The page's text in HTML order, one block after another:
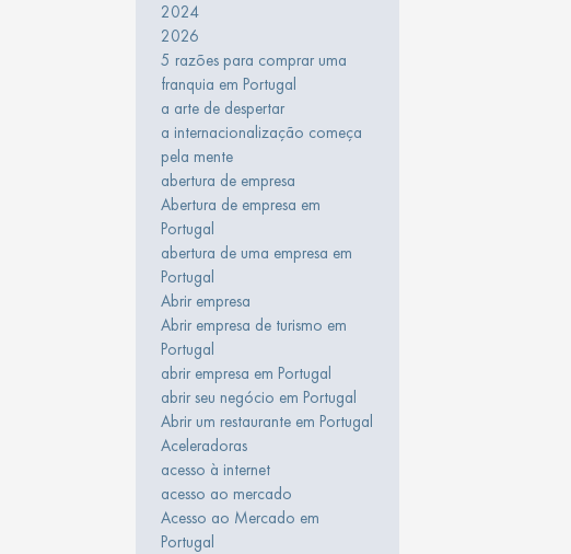
2024
2026
5 razões para comprar uma
franquia em Portugal
a arte de despertar
a internacionalização começa
pela mente
abertura de empresa
Abertura de empresa em
Portugal
abertura de uma empresa em
Portugal
Abrir empresa
Abrir empresa de turismo em
Portugal
abrir empresa em Portugal
abrir seu negócio em Portugal
Abrir um restaurante em Portugal
Aceleradoras
acesso à internet
acesso ao mercado
Acesso ao Mercado em
Portugal